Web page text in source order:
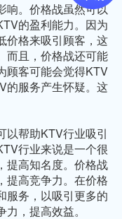
响。价格战虽然可以
的盈利能力。因为
价格来吸引顾客，这
而且，价格战还可能
顾客可能会觉得KTV
的服务产生怀疑。这
以帮助KTV行业吸引
行业来说是一个很
提高知名度。价格战
提高竞争力。在价格
服务，以吸引更多的
，提高效益。